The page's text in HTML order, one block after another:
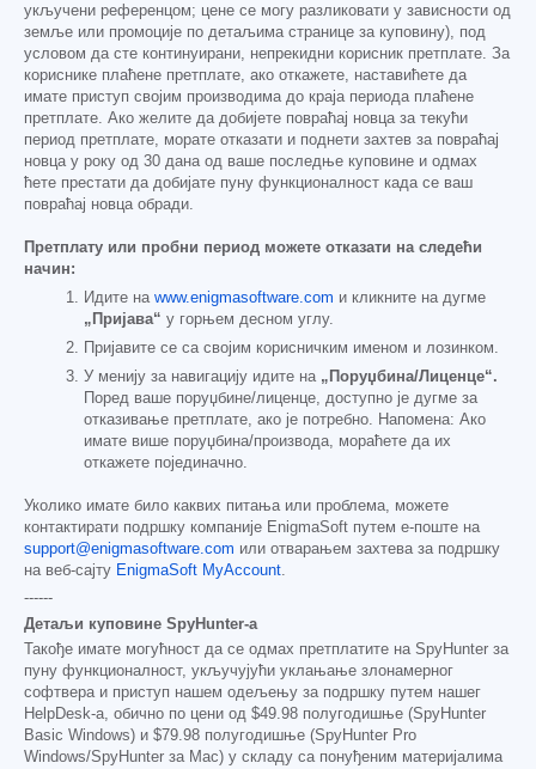
укључени референцом; цене се могу разликовати у зависности од
земље или промоције по детаљима странице за куповину), под
условом да сте континуирани, непрекидни корисник претплате. За
кориснике плаћене претплате, ако откажете, наставићете да
имате приступ својим производима до краја периода плаћене
претплате. Ако желите да добијете повраћај новца за текући
период претплате, морате отказати и поднети захтев за повраћај
новца у року од 30 дана од ваше последње куповине и одмах
ћете престати да добијате пуну функционалност када се ваш
повраћај новца обради.
Претплату или пробни период можете отказати на следећи
начин:
Идите на www.enigmasoftware.com и кликните на дугме
„Пријава“ у горњем десном углу.
Пријавите се са својим корисничким именом и лозинком.
У менију за навигацију идите на „Поруџбина/Лиценце“.
Поред ваше поруџбине/лиценце, доступно је дугме за
отказивање претплате, ако је потребно. Напомена: Ако
имате више поруџбина/производа, мораћете да их
откажете појединачно.
Уколико имате било каквих питања или проблема, можете
контактирати подршку компаније EnigmaSoft путем е-поште на
support@enigmasoftware.com или отварањем захтева за подршку
на веб-сајту EnigmaSoft MyAccount.
------
Детаљи куповине SpyHunter-а
Такође имате могућност да се одмах претплатите на SpyHunter за
пуну функционалност, укључујући уклањање злонамерног
софтвера и приступ нашем одељењу за подршку путем нашег
HelpDesk-а, обично по цени од $49.98 полугодишње (SpyHunter
Basic Windows) и $79.98 полугодишње (SpyHunter Pro
Windows/SpyHunter за Mac) у складу са понуђеним материјалима